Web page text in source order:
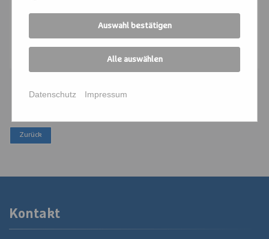
Infoartikel zu diesem Thema:STILLE - Zazen
Abgesagt
Kontakt
Auswahl bestätigen
Alle auswählen
Datenschutz Impressum